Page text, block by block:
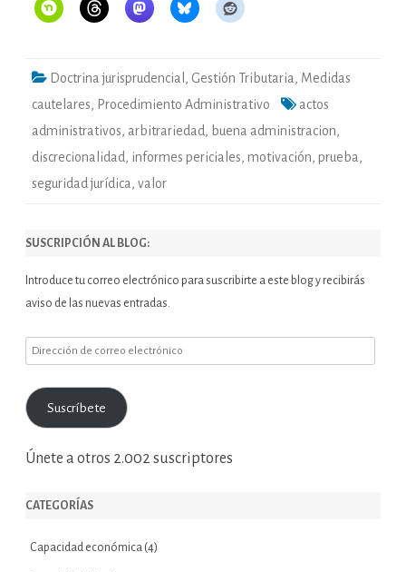
Doctrina jurisprudencial , Gestión Tributaria , Medidas
cautelares, Procedimiento Administrativo
actos
administrativos, arbitrariedad , buena administracion,
discrecionalidad , informes periciales, motivación, prueba ,
seguridad jurídica , valor
SUSCRIPCIÓN AL BLOG:
Introduce tu correo electrónico para suscribirte a este blog y recibirás
aviso de las nuevas entradas.
Dirección
correo
electrónico
Suscríbete
Únete a otros 2.002 suscriptores
CATEGORÍAS
Capacidad económica (4)